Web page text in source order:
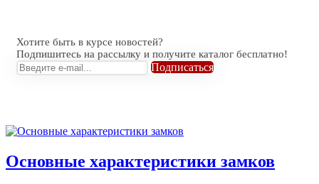
Хотите быть в курсе новостей?
Подпишитесь на рассылку и получите каталог бесплатно!
Подписаться
Основные характеристики замков